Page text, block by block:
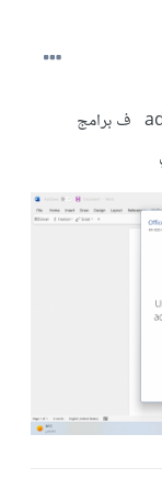
1-ارجو المساعده كيف يمككني تفعيل ال add ins ف برامج